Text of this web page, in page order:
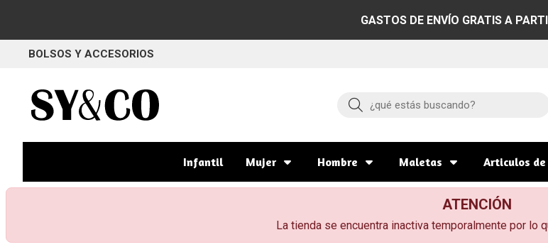
GASTOS DE ENVÍO GRATIS A
BOLSOS Y ACCESORIOS
Buscar
Infantil Mujer Hombre Maletas Articulos
ATENCIÓN
La tienda se encuentra inactiva temporalmente por lo